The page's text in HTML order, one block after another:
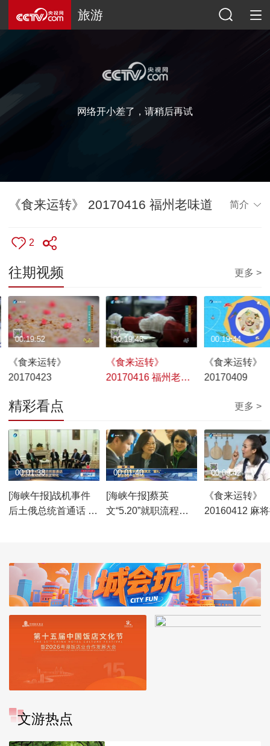
旅游
网络开小差了，请稍后再试
《食来运转》 20170416 福州老味道 简介
2
往期视频 更多 >
《食来运转》
20170423
00:19:52
《食来运转》
20170416 福州老味
00:19:46
《食来运转》
20170409
00:19:44
精彩看点 更多 >
[海峡午报]战机事件
后土俄总统首通话 旨
00:01:38
[海峡午报]蔡英
文“5.20”就职流程公
00:01:40
《食来运转》
20160412 麻
00:09:42
文游热点